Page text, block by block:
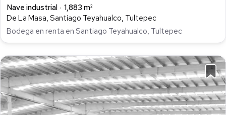
Nave industrial
1,883 m²
De La Masa, Santiago Teyahualco, Tultepec
Bodega en renta en Santiago Teyahualco, Tultepec